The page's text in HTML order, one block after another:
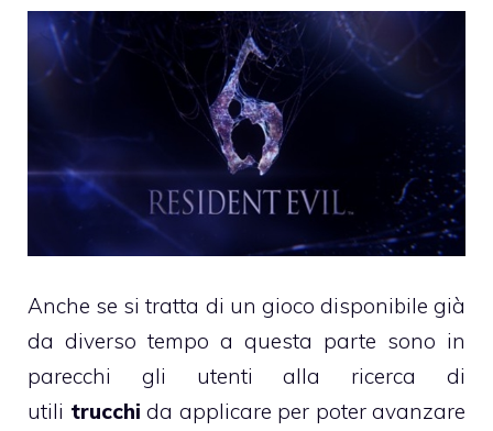
Anche se si tratta di un gioco disponibile già
da diverso tempo a questa parte sono in
parecchi gli utenti alla ricerca di
utili trucchi da applicare per poter avanzare